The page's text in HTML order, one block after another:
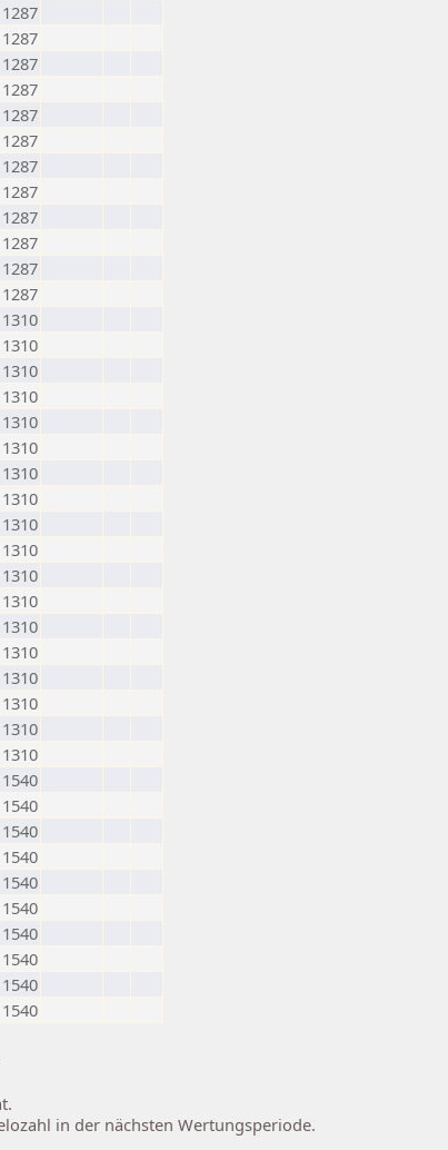
1287
1287
1287
1287
1287
1287
1287
1287
1287
1287
1287
1287
1310
1310
1310
1310
1310
1310
1310
1310
1310
1310
1310
1310
1310
1310
1310
1310
1310
1310
1540
1540
1540
1540
1540
1540
1540
1540
1540
1540
in der nächsten Wertungsperiode.